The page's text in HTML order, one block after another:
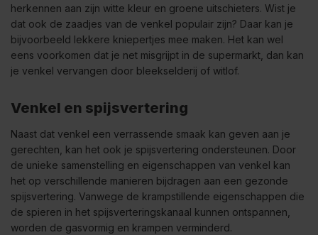
herkennen aan zijn witte kleur en groene uitschieters. Wist je
dat ook de zaadjes van de venkel populair zijn? Daar kan je
bijvoorbeeld lekkere kniepertjes mee maken. Het kan wel
eens voorkomen dat je net misgrijpt in de supermarkt, dan kan
je venkel vervangen door bleekselderij of witlof.
Venkel en spijsvertering
Naast dat venkel een verrassende smaak kan geven aan je
gerechten, kan het ook je spijsvertering ondersteunen. Door
de unieke samenstelling en eigenschappen van venkel kan
het op verschillende manieren bijdragen aan een gezonde
spijsvertering. Vanwege de krampstillende eigenschappen die
de spieren in het spijsverteringskanaal kunnen ontspannen,
worden de gasvormig en krampen verminderd.